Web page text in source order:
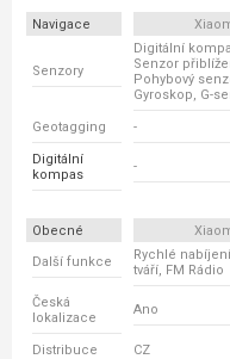
Navigace
Senzory
Digitální
Senzor
Pohybový
Gyroskop, G-
Geotagging -
Digitální
kompas
-
Obecné
Další funkce
Rychlé
tváří, FM Rádio
Česká
lokalizace
Ano
Distribuce CZ